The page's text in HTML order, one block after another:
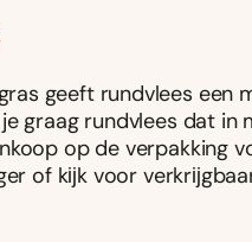
geeft rundvlees een
graag rundvlees dat in
op de verpakking
of kĳk voor